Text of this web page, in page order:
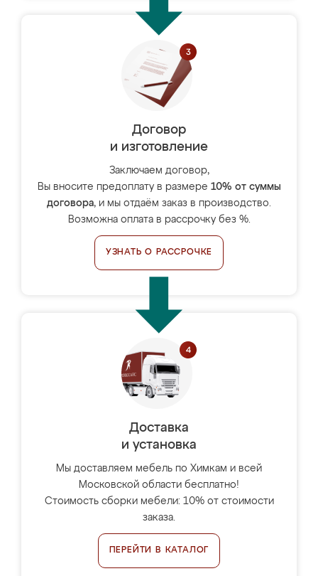
Договор
и изготовление
Заключаем договор,
Вы вносите предоплату в размере 10% от суммы
договора, и мы отдаём заказ в производство.
Возможна оплата в рассрочку без %.
УЗНАТЬ О РАССРОЧКЕ
Доставка
и установка
Мы доставляем мебель по Химкам и всей
Московской области бесплатно!
Стоимость сборки мебели: 10% от стоимости
заказа.
ПЕРЕЙТИ В КАТАЛОГ